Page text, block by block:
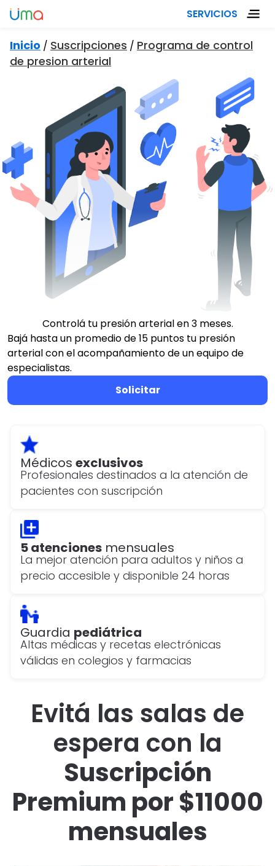
SERVICIOS
Inicio / Suscripciones / Programa de control
de presion arterial
Controlá tu presión arterial en 3 meses.
Bajá hasta un promedio de 15 puntos tu presión
arterial con el acompañamiento de un equipo de
especialistas.
Solicitar
Médicos exclusivos
Profesionales destinados a la atención de
pacientes con suscripción
5 atenciones mensuales
La mejor atención para adultos y niños a
precio accesible y disponible 24 horas
Guardia pediátrica
Altas médicas y recetas electrónicas
válidas en colegios y farmacias
Evitá las salas de
espera con la
Suscripción
Premium por $11000
mensuales